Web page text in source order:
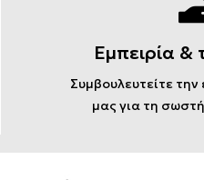
Εμπειρία &
Συμβουλευτείτε
μας για τη